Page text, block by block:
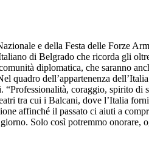
e della Festa delle Forze
di Belgrado che ricorda gli
diplomatica, che saranno
quadro dell’appartenenza
“Professionalità, coraggio, spirito
tra cui i Balcani, dove l’Italia
affinché il passato ci aiuti a
Solo così potremmo